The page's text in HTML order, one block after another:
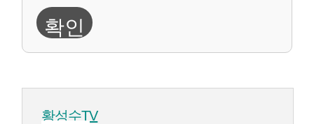
확인
황성수TV